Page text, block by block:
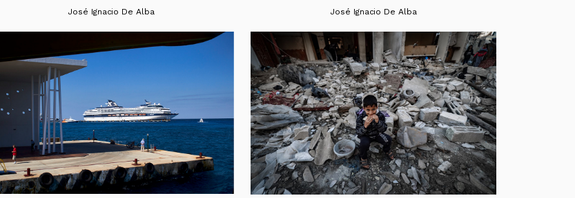
José Ignacio De Alba José Ignacio De Alba